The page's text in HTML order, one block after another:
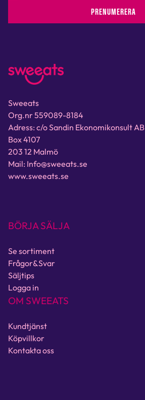
PRENUMERERA
Sweeats
Org.nr 559089-8184
Adress: c/o Sandin Ekonomikonsult AB
Box 4107
203 12 Malmö
Mail: Info@sweeats.se
www.sweeats.se
BÖRJA SÄLJA
Se sortiment
Frågor&Svar
Säljtips
Logga in
OM SWEEATS
Kundtjänst
Köpvillkor
Kontakta oss